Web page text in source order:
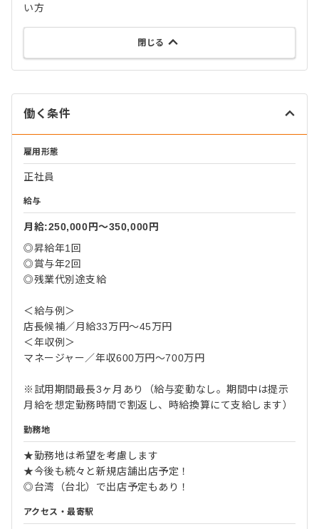
い方
閉じる
働く条件
雇用形態
正社員
給与
月給:250,000円〜350,000円
◎昇給年1回
◎賞与年2回
◎残業代別途支給
＜給与例＞
店長候補／月給33万円～45万円
＜年収例＞
マネージャー／年収600万円～700万円
※試用期間最長3ヶ月あり（給与変動なし。期間中は提示
月給を想定勤務時間で割返し、時給換算にて支給します）
勤務地
★勤務地は希望を考慮します
★今後も続々と新規店舗出店予定！
◎台湾（台北）で出店予定もあり！
アクセス・最寄駅